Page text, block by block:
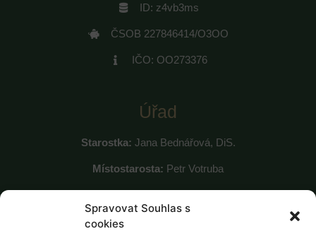
Spravovat Souhlas s
cookies
ID: z4vb3ms
ČSOB 227846414/O3OO
IČO: OO273376
Úřad
Starostka: Jana Bednářová, DiS.
Místostarosta: Petr Votruba